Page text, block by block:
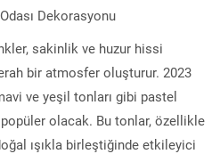
sakinlik ve huzur hissi
bir atmosfer oluşturur. 2023
ve yeşil tonları gibi pastel
olacak. Bu tonlar, özellikle
ışıkla birleştiğinde etkileyici